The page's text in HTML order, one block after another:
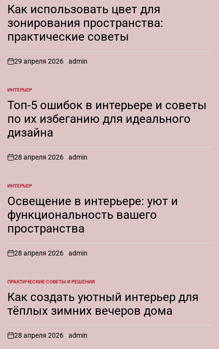
ВКак использовать цвет для
зонирования пространства:
практические советы
on
29 апреля 2026 admin
ОПУБЛИКОВАНО
В
ИНТЕРЬЕР
Топ-5 ошибок в интерьере и советы
по их избеганию для идеального
дизайна
on
28 апреля 2026 admin
ОПУБЛИКОВАНО
ИНТЕРЬЕР
Освещение в интерьере: уют и
функциональность вашего
пространства
on
28 апреля 2026 admin
ОПУБЛИКОВАНО
В
ПРАКТИЧЕСКИЕ СОВЕТЫ И РЕШЕНИЯ
Как создать уютный интерьер для
тёплых зимних вечеров дома
on
28 апреля 2026 admin